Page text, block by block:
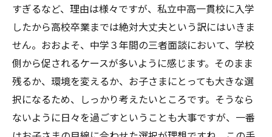
すぎるなど、理由は様々ですが、私立中高一貫校に入学
したから高校卒業までは絶対大丈夫という訳にはいきま
せん。おおよそ、中学３年間の三者面談において、学校
側から促されるケースが多いように感じます。そのまま
残るか、環境を変えるか、お子さまにとっても大きな選
択になるため、しっかり考えたいところです。そうなら
ないように日々を過ごすということも大事ですが、一番